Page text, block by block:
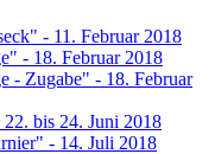
- 11. Februar 2018
- 18. Februar 2018
- Zugabe" - 18. Februar
bis 24. Juni 2018
- 14. Juli 2018